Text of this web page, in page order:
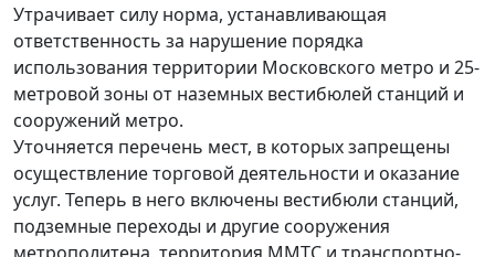
Утрачивает силу норма, устанавливающая
ответственность за нарушение порядка
использования территории Московского метро и 25-
метровой зоны от наземных вестибюлей станций и
сооружений метро.
Уточняется перечень мест, в которых запрещены
осуществление торговой деятельности и оказание
услуг. Теперь в него включены вестибюли станций,
подземные переходы и другие сооружения